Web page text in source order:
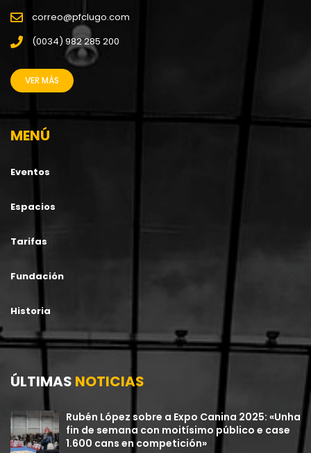
correo@pfclugo.com
(0034) 982 285 200
VER MÁS
MENÚ
Eventos
Espacios
Tarifas
Fundación
Historia
ÚLTIMAS NOTICIAS
Rubén López sobre a Expo Canina 2025: «Unha
fin de semana con moitísimo público e case
1.600 cans en competición»